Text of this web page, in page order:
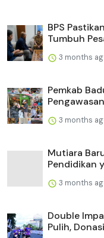
BPS
Tumbuh
3 months
Pemkab
3 months
Mutiara
Pendidikan
3 months
Double
Pulih,